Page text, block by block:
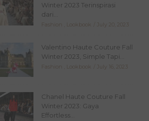
Winter 2023 Terinspirasi
dari...
Fashion Lookbook July 20, 2023
Valentino Haute Couture Fall
Winter 2023, Simple Tapi...
Fashion Lookbook July 16, 2023
Chanel Haute Couture Fall
Winter 2023: Gaya
Effortless...